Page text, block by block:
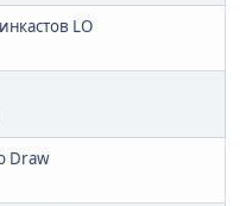
LO
Draw